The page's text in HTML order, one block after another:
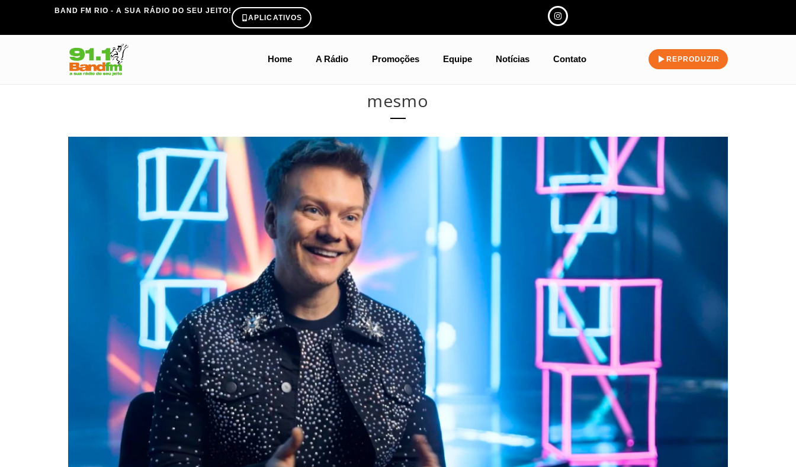
BAND FM RIO - A SUA RÁDIO DO SEU JEITO!
APLICATIVOS
Home A Rádio Promoções Equipe Notícias Contato REPRODUZIR
mesmo